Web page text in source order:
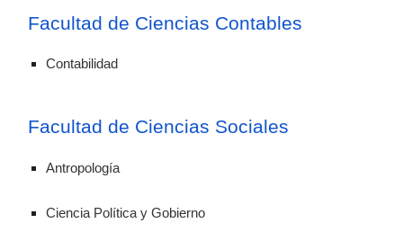
Facultad de Ciencias Contables
Contabilidad
Facultad de Ciencias Sociales
Antropología
Ciencia Política y Gobierno